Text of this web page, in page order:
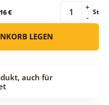
€ -
+ St
LEGEN
auch für